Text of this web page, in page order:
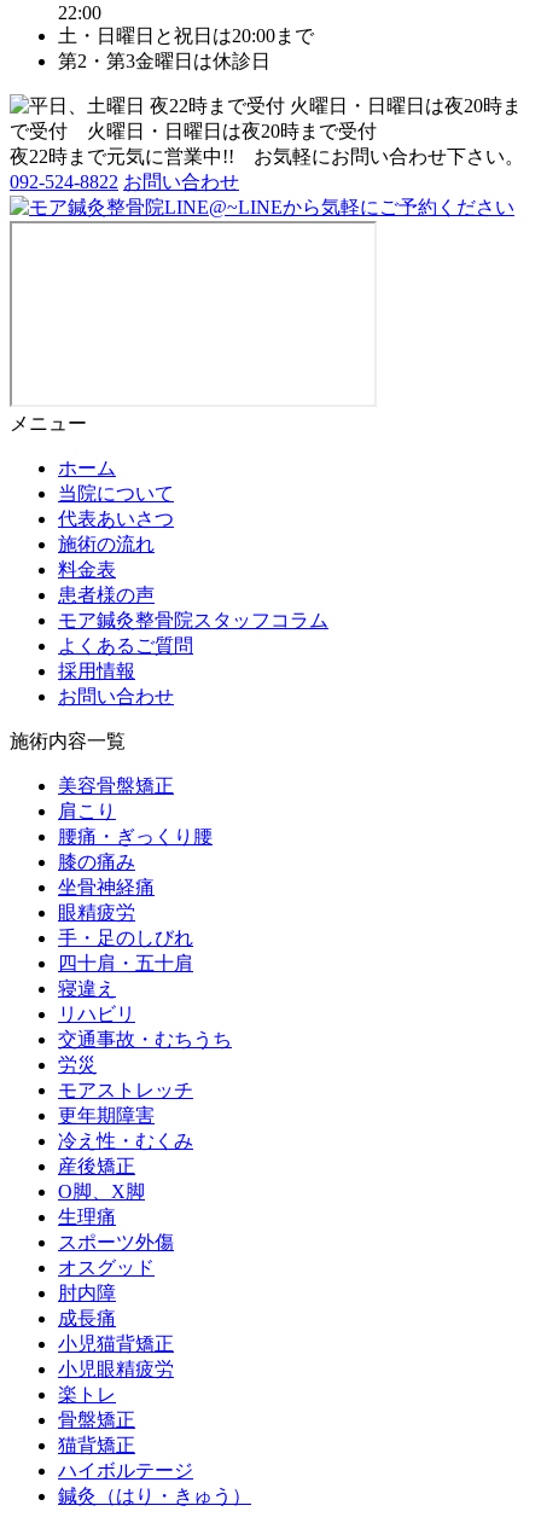
22:00
土・日曜日と祝日は20:00まで
第2・第3金曜日は休診日
夜22時まで元気に営業中!! お気軽にお問い合わせ下さい。
092-524-8822 お問い合わせ
メニュー
ホーム
当院について
代表あいさつ
施術の流れ
料金表
患者様の声
モア鍼灸整骨院スタッフコラム
よくあるご質問
採用情報
お問い合わせ
施術内容一覧
美容骨盤矯正
肩こり
腰痛・ぎっくり腰
膝の痛み
坐骨神経痛
眼精疲労
手・足のしびれ
四十肩・五十肩
寝違え
リハビリ
交通事故・むちうち
労災
モアストレッチ
更年期障害
冷え性・むくみ
産後矯正
O脚、X脚
生理痛
スポーツ外傷
オスグッド
肘内障
成長痛
小児猫背矯正
小児眼精疲労
楽トレ
骨盤矯正
猫背矯正
ハイボルテージ
鍼灸（はり・きゅう）